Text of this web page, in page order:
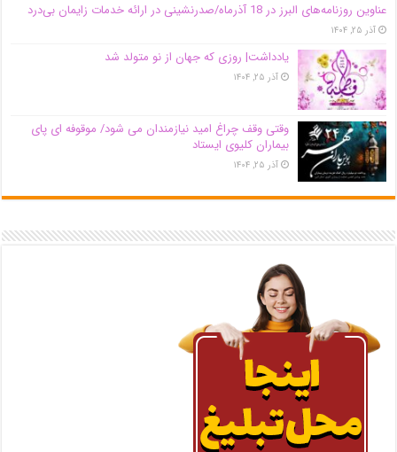
عناوین روزنامه‌های البرز در ‌18 آذرماه/صدرنشینی در ارائه خدمات زایمان بی‌درد
آذر ۲۵, ۱۴۰۴
یادداشت| روزی که جهان از نو متولد شد
آذر ۲۵, ۱۴۰۴
وقتی وقف چراغ امید نیازمندان می شود/ موقوفه ای پای
بیماران کلیوی ایستاد
آذر ۲۵, ۱۴۰۴